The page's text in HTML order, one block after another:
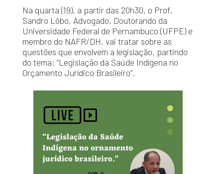
Na quarta (19), a partir das 20h30, o Prof.
Sandro Lôbo, Advogado, Doutorando da
Universidade Federal de Pernambuco (UFPE) e
membro do NAFR/DH, vai tratar sobre as
questões que envolvem a legislação, partindo
do tema: “Legislação da Saúde Indígena no
Orçamento Jurídico Brasileiro”.